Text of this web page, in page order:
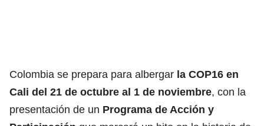
Colombia se prepara para albergar la COP16 en
Cali del 21 de octubre al 1 de noviembre, con la
presentación de un Programa de Acción y